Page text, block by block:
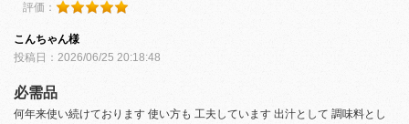
評価：
こんちゃん様
投稿日：2026/06/25 20:18:48
必需品
何年来使い続けております 使い方も 工夫しています 出汁として 調味料とし